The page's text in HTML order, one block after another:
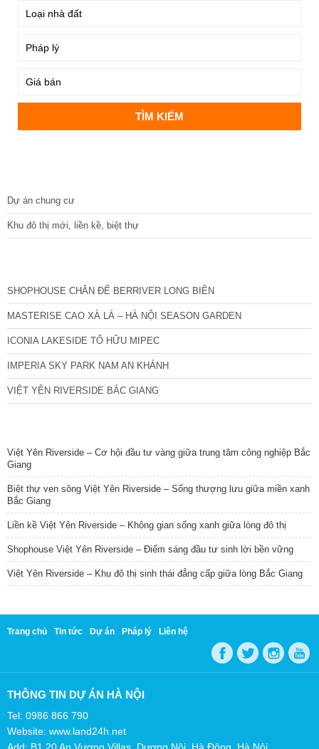
Dự án chung cư
Khu đô thị mới, liền kề, biệt thự
SHOPHOUSE CHÂN ĐẾ BERRIVER LONG BIÊN
MASTERISE CAO XÀ LÁ – HÀ NỘI SEASON GARDEN
ICONIA LAKESIDE TỐ HỮU MIPEC
IMPERIA SKY PARK NAM AN KHÁNH
VIỆT YÊN RIVERSIDE BẮC GIANG
Việt Yên Riverside – Cơ hội đầu tư vàng giữa trung tâm công nghiệp Bắc
Giang
Biệt thự ven sông Việt Yên Riverside – Sống thượng lưu giữa miền xanh
Bắc Giang
Liền kề Việt Yên Riverside – Không gian sống xanh giữa lòng đô thị
Shophouse Việt Yên Riverside – Điểm sáng đầu tư sinh lời bền vững
Việt Yên Riverside – Khu đô thị sinh thái đẳng cấp giữa lòng Bắc Giang
Trang chủ Tin tức Dự án Pháp lý Liên hệ
THÔNG TIN DỰ ÁN HÀ NỘI
Tel: 0986 866 790
Website: www.land24h.net